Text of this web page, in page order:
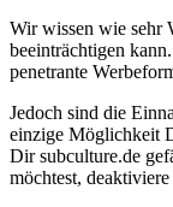
Wir wissen wie sehr
beeinträchtigen
penetrante
Jedoch sind die
einzige Möglichkeit
Dir subculture.de
möchtest,